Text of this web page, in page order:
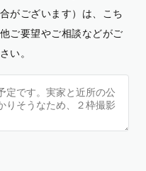
がございます）は、こち
ご要望やご相談などがご
い。